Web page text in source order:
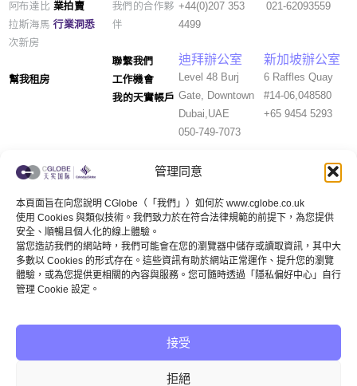
管理同意
本頁面旨在向您說明 CGlobe（「我們」）如何於 www.cglobe.co.uk
使用 Cookies 與類似技術。我們致力於在符合法律規範的前提下，為您提供
安全、順暢且個人化的線上體驗。
當您造訪我們的網站時，我們可能會在您的瀏覽器中儲存或讀取資訊，其中大
多數以 Cookies 的形式存在。這些資訊有助於網站正常運作、提升您的瀏覽
體驗，或為您提供更相關的內容與服務。您可隨時透過「隱私偏好中心」自行
管理 Cookie 設定。
接受
拒絕
阿布達比
拉斯海馬
次新房
幫我租房
業拍賣
行業洞悉
我們的合作夥
伴
聯繫我們
工作機會
我的天實帳戶
+44(0)207 353
4499
021-62093559
迪拜辦公室
Level 48 Burj
Gate, Downtown
Dubai,UAE
050-749-7073
新加坡辦公室
6 Raffles Quay
#14-06,048580
+65 9454 5293
英國客服 公眾號 國內客服
Technical Support by darkeye AD